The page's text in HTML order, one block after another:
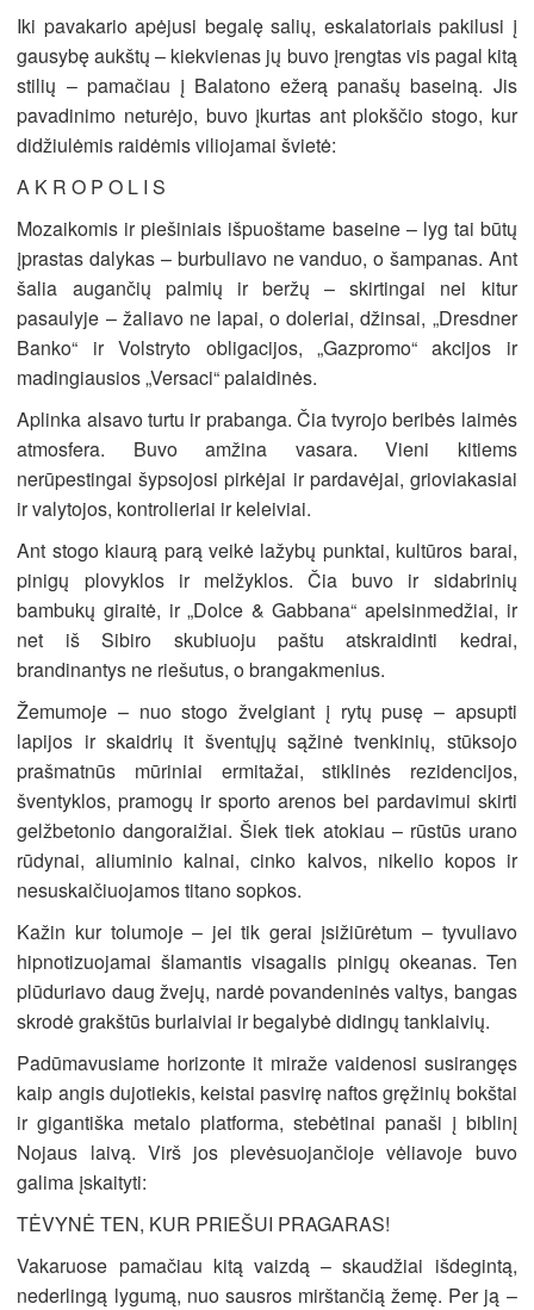
Iki pavakario apėjusi begalę salių, eskalatoriais pakilusi į
gausybę aukštų – kiekvienas jų buvo įrengtas vis pagal kitą
stilių – pamačiau į Balatono ežerą panašų baseiną. Jis
pavadinimo neturėjo, buvo įkurtas ant plokščio stogo, kur
didžiulėmis raidėmis viliojamai švietė:
A K R O P O L I S
Mozaikomis ir piešiniais išpuoštame baseine – lyg tai būtų
įprastas dalykas – burbuliavo ne vanduo, o šampanas. Ant
šalia augančių palmių ir beržų – skirtingai nei kitur
pasaulyje – žaliavo ne lapai, o doleriai, džinsai, „Dresdner
Banko“ ir Volstryto obligacijos, „Gazpromo“ akcijos ir
madingiausios „Versaci“ palaidinės.
Aplinka alsavo turtu ir prabanga. Čia tvyrojo beribės laimės
atmosfera. Buvo amžina vasara. Vieni kitiems
nerūpestingai šypsojosi pirkėjai ir pardavėjai, grioviakasiai
ir valytojos, kontrolieriai ir keleiviai.
Ant stogo kiaurą parą veikė lažybų punktai, kultūros barai,
pinigų plovyklos ir melžyklos. Čia buvo ir sidabrinių
bambukų giraitė, ir „Dolce & Gabbana“ apelsinmedžiai, ir
net iš Sibiro skubiuoju paštu atskraidinti kedrai,
brandinantys ne riešutus, o brangakmenius.
Žemumoje – nuo stogo žvelgiant į rytų pusę – apsupti
lapijos ir skaidrių it šventųjų sąžinė tvenkinių, stūksojo
prašmatnūs mūriniai ermitažai, stiklinės rezidencijos,
šventyklos, pramogų ir sporto arenos bei pardavimui skirti
gelžbetonio dangoraižiai. Šiek tiek atokiau – rūstūs urano
rūdynai, aliuminio kalnai, cinko kalvos, nikelio kopos ir
nesuskaičiuojamos titano sopkos.
Kažin kur tolumoje – jei tik gerai įsižiūrėtum – tyvuliavo
hipnotizuojamai šlamantis visagalis pinigų okeanas. Ten
plūduriavo daug žvejų, nardė povandeninės valtys, bangas
skrodė grakštūs burlaiviai ir begalybė didingų tanklaivių.
Padūmavusiame horizonte it miraže vaidenosi susirangęs
kaip angis dujotiekis, keistai pasvirę naftos gręžinių bokštai
ir gigantiška metalo platforma, stebėtinai panaši į biblinį
Nojaus laivą. Virš jos plevėsuojančioje vėliavoje buvo
galima įskaityti:
TĖVYNĖ TEN, KUR PRIEŠUI PRAGARAS!
Vakaruose pamačiau kitą vaizdą – skaudžiai išdegintą,
nederlingą lygumą, nuo sausros mirštančią žemę. Per ją –